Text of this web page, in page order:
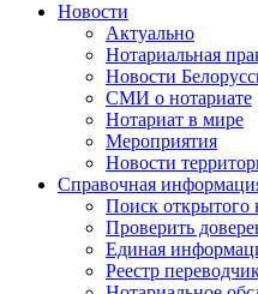
Новости
Актуально
Нотариальная
Новости
СМИ о нотариате
Нотариат в мире
Мероприятия
Новости
Справочная
Поиск открытого
Проверить
Единая
Реестр